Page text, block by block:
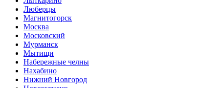
Люберцы
Магнитогорск
Москва
Московский
Мурманск
Мытищи
Набережные челны
Нахабино
Нижний Новгород